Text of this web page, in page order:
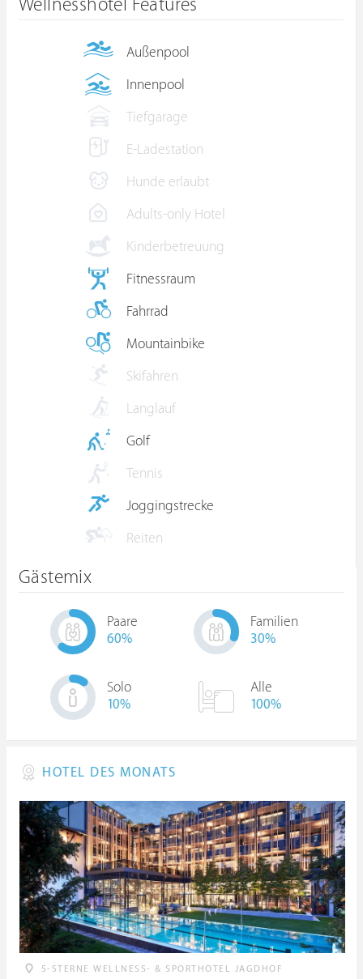
Wellnesshotel Features
Außenpool
Innenpool
Tiefgarage
E-Ladestation
Hunde erlaubt
Adults-only Hotel
Kinderbetreuung
Fitnessraum
Fahrrad
Mountainbike
Skifahren
Langlauf
Golf
Tennis
Joggingstrecke
Reiten
Gästemix
Paare
60%
Familien
30%
Solo
10%
Alle
100%
HOTEL DES MONATS
5-STERNE WELLNESS- & SPORTHOTEL JAGDHOF